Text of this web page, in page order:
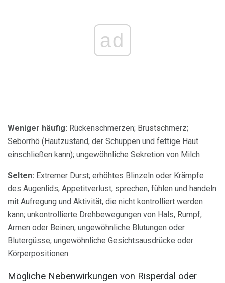
ad
Weniger häufig: Rückenschmerzen; Brustschmerz;
Seborrhö (Hautzustand, der Schuppen und fettige Haut
einschließen kann); ungewöhnliche Sekretion von Milch
Selten: Extremer Durst; erhöhtes Blinzeln oder Krämpfe
des Augenlids; Appetitverlust; sprechen, fühlen und handeln
mit Aufregung und Aktivität, die nicht kontrolliert werden
kann; unkontrollierte Drehbewegungen von Hals, Rumpf,
Armen oder Beinen; ungewöhnliche Blutungen oder
Blutergüsse; ungewöhnliche Gesichtsausdrücke oder
Körperpositionen
Mögliche Nebenwirkungen von Risperdal oder